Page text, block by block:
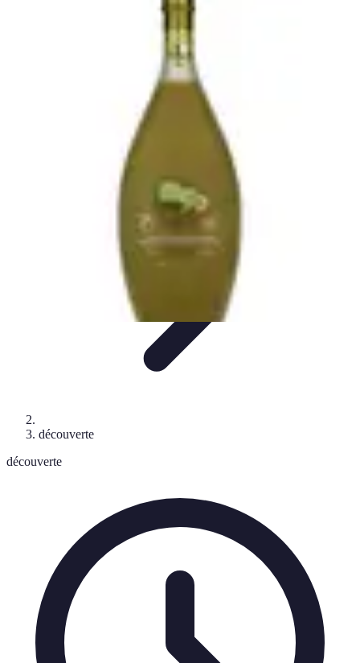
Guide de DégustationAccords
Techniques de Dégustation
Dégustation Liqueurs
découverte
découverte